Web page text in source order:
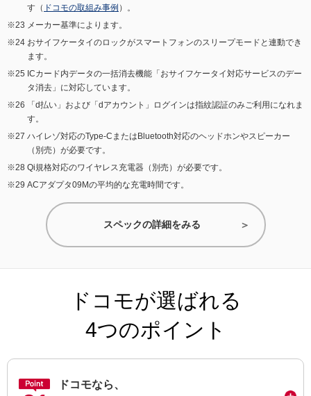
す（ ドコモの取組み事例 ）。
メーカー基準によります。
おサイフケータイのロックがスマートフォンのスリープモードと連動でき
ます。
ICカード内データの一括消去機能「おサイフケータイ対応サービスのデー
タ消去」に対応しています。
「d払い」および「dアカウント」ログインは指紋認証のみご利用になれま
す。
ハイレゾ対応のType-CまたはBluetooth対応のヘッドホンやスピーカー
（別売）が必要です。
Qi規格対応のワイヤレス充電器（別売）が必要です。
ACアダプタ09Mの平均的な充電時間です。
スペックの詳細をみる
ドコモが選ばれる
4つのポイント
ドコモなら、